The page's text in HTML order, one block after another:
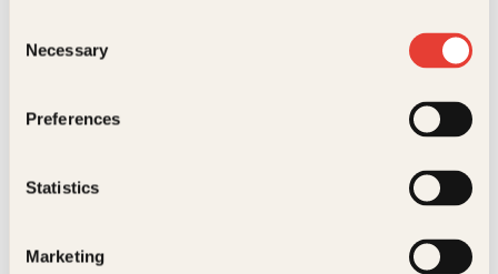
Selection
Necessary
Preferences
Statistics
Marketing
Generelle henvendelser
post@kagge.no
0158 Oslo